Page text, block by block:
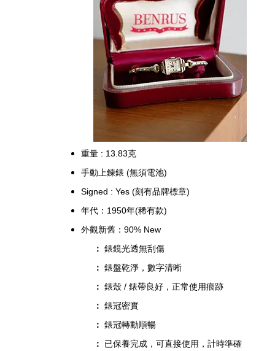
重量 : 13.83克
手動上鍊錶 (無須電池)
Signed : Yes (刻有品牌標章)
年代：1950年(稀有款)
外觀新舊：90% New
： 錶鏡光透無刮傷
： 錶盤乾淨，數字清晰
： 錶殼 / 錶帶良好，正常使用痕跡
： 錶冠密實
： 錶冠轉動順暢
： 已保養完成，可直接使用，計時準確